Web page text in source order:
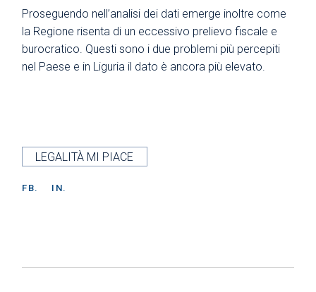
Proseguendo nell’analisi dei dati emerge inoltre come
la Regione risenta di un eccessivo prelievo fiscale e
burocratico. Questi sono i due problemi più percepiti
nel Paese e in Liguria il dato è ancora più elevato.
LEGALITÀ MI PIACE
FB. IN.